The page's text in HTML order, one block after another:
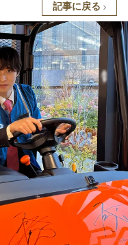
記事に戻る